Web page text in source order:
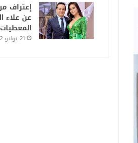
إعتراف
عن علاء
21 يوليو 2022